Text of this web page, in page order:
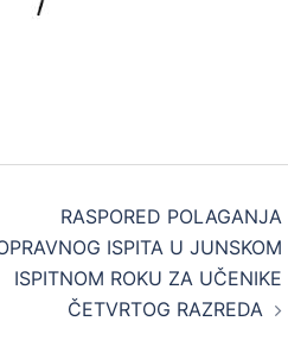
RASPORED POLAGANJA
ISPITA U JUNSKOM
ISPITNOM ROKU ZA UČENIKE
ČETVRTOG RAZREDA